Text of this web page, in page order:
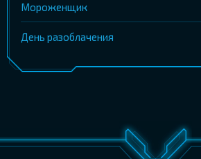
Мороженщик
День разоблачения